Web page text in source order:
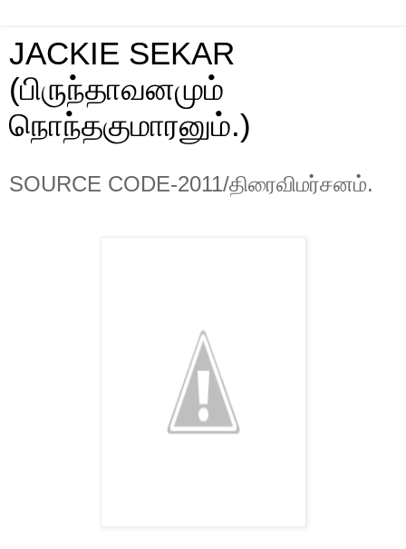
JACKIE SEKAR
(பிருந்தாவனமும்
நொந்தகுமாரனும்.)
SOURCE CODE-2011/திரைவிமர்சனம்.